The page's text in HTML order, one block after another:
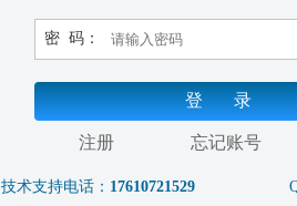
密 码：
登 录
注册 忘记账号
技术支持电话： 17610721529